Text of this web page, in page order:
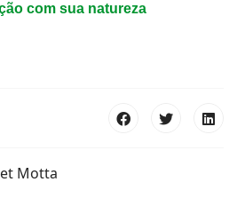
com sua natureza
Motta